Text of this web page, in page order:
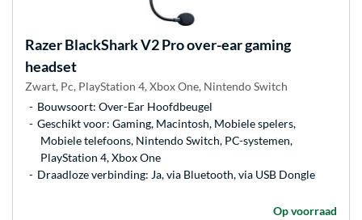
RazerBlackShark V2 Pro over-ear gaming
headset
Zwart, Pc, PlayStation 4, Xbox One, Nintendo Switch
Bouwsoort: Over-Ear Hoofdbeugel
Geschikt voor: Gaming, Macintosh, Mobiele spelers,
Mobiele telefoons, Nintendo Switch, PC-systemen,
PlayStation 4, Xbox One
Draadloze verbinding: Ja, via Bluetooth, via USB Dongle
Op voorraad